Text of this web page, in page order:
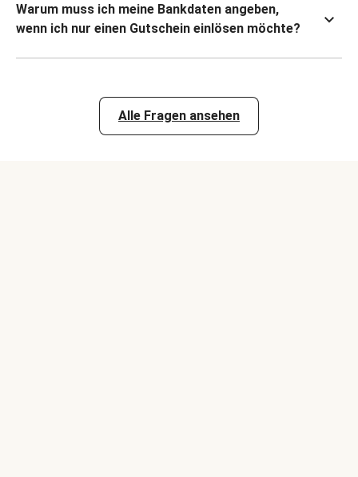
Warum muss ich meine Bankdaten angeben,
wenn ich nur einen Gutschein einlösen möchte?
Alle Fragen ansehen